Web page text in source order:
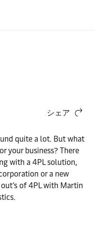
シェア
quite a lot. But what
your business? There
with a 4PL solution,
or a new
of 4PL with Martin